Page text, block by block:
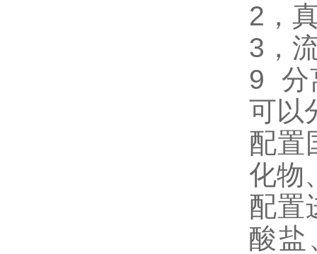
2，
3，
9 分
可以
配置
化物
配置
酸盐